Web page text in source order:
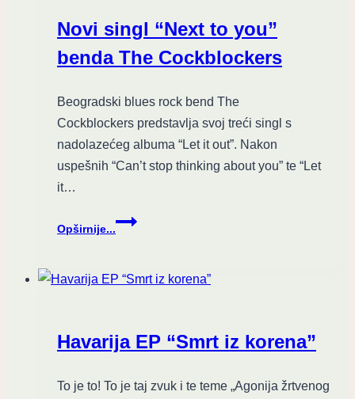
godine
Novi singl “Next to you”
benda The Cockblockers
Beogradski blues rock bend The
Cockblockers predstavlja svoj treći singl s
nadolazećeg albuma “Let it out”. Nakon
uspešnih “Can’t stop thinking about you” te “Let
it…
Opširnije...
Novi
singl
to
Cockblockers
Havarija EP “Smrt iz korena”
To je to! To je taj zvuk i te teme „Agonija žrtvenog